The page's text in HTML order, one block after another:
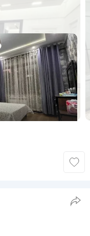
1/11